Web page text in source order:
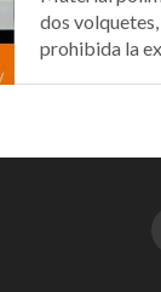
dos
prohibida la